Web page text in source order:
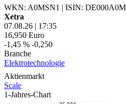
WKN: A0MSN1 | ISIN:
Xetra
07.08.26 | 17:35
16,950 Euro
-1,45 % -0,250
Branche
Elektrotechnologie
Aktienmarkt
Scale
1-Jahres-Chart